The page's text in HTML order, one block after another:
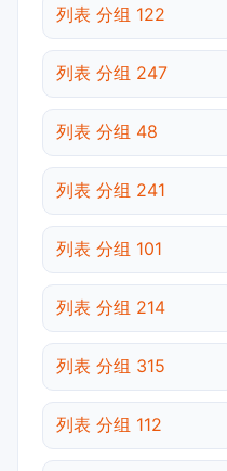
列表 分组 122
列表 分组 247
列表 分组 48
列表 分组 241
列表 分组 101
列表 分组 214
列表 分组 315
列表 分组 112